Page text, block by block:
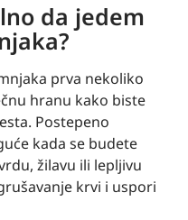
da jedem
prva nekoliko
hranu kako biste
Postepeno
kada se budete
žilavu ili lepljivu
krvi i uspori